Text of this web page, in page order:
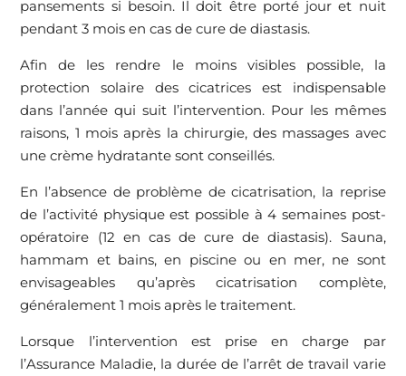
pansements si besoin. Il doit être porté jour et nuit
pendant 3 mois en cas de cure de diastasis.
Afin de les rendre le moins visibles possible, la
protection solaire des cicatrices est indispensable
dans l’année qui suit l’intervention. Pour les mêmes
raisons, 1 mois après la chirurgie, des massages avec
une crème hydratante sont conseillés.
En l’absence de problème de cicatrisation, la reprise
de l’activité physique est possible à 4 semaines post-
opératoire (12 en cas de cure de diastasis). Sauna,
hammam et bains, en piscine ou en mer, ne sont
envisageables qu’après cicatrisation complète,
généralement 1 mois après le traitement.
Lorsque l’intervention est prise en charge par
l’Assurance Maladie, la durée de l’arrêt de travail varie